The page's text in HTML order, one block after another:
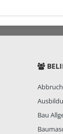
Abbruch
Bau